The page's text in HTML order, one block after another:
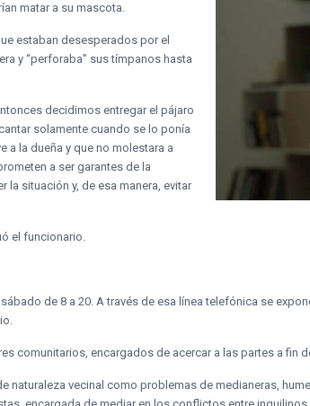
matar a su mascota.
estaban desesperados por el
y “perforaba” sus tímpanos hasta
decidimos entregar el pájaro
solamente cuando se lo ponía
a la dueña y que no molestara a
a ser garantes de la
la situación y, de esa manera, evitar
el funcionario.
de 8 a 20. A través de esa línea telefónica se
comunitarios, encargados de acercar a las partes a fin
naturaleza vecinal como problemas de medianeras,